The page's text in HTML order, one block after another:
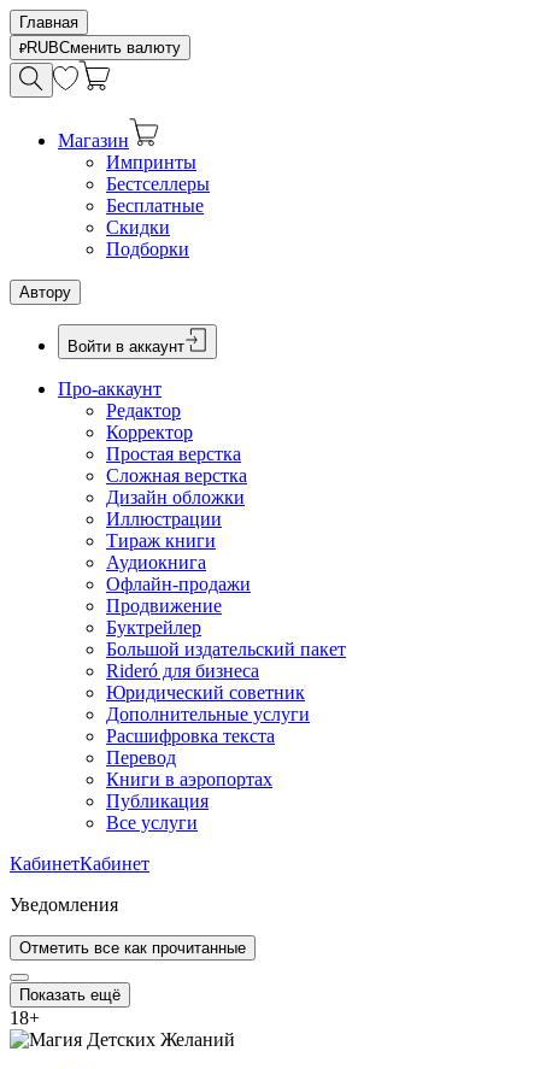
Главная
RUBСменить валюту
Магазин
Импринты
Бестселлеры
Бесплатные
Скидки
Подборки
Автору
Войти в аккаунт
Про-аккаунт
Редактор
Корректор
Простая верстка
Сложная верстка
Дизайн обложки
Иллюстрации
Тираж книги
Аудиокнига
Офлайн-продажи
Продвижение
Буктрейлер
Большой издательский пакет
Rideró для бизнеса
Юридический советник
Дополнительные услуги
Расшифровка текста
Перевод
Книги в аэропортах
Публикация
Все услуги
КабинетКабинет
Уведомления
Отметить все как прочитанные
Показать ещё
18+